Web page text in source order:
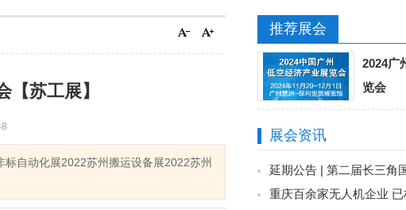
【苏工展】
自动化展2022苏州搬运设备展2022苏州
推荐展会
2024广
览会
展会资讯
延期公告 | 第二届长三角
期举办 附答疑
重庆百余家无人机企业